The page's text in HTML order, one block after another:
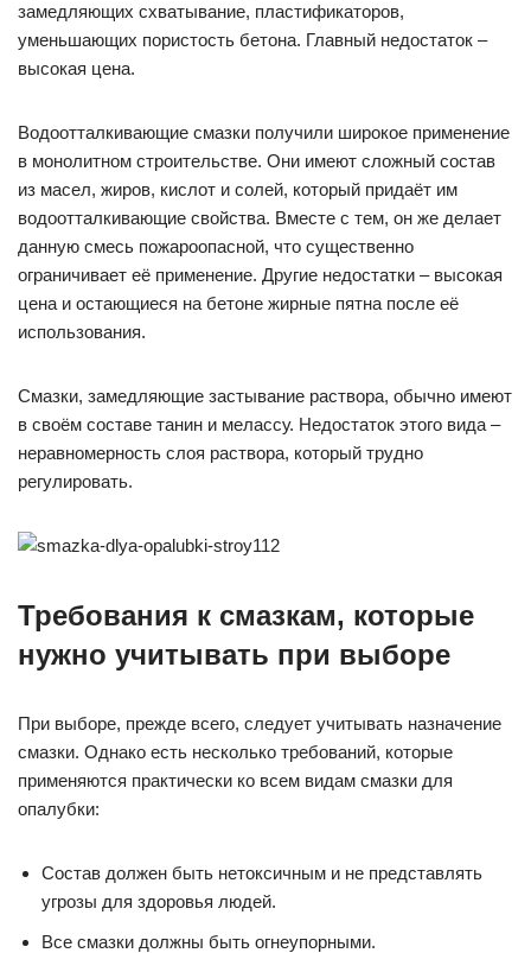
замедляющих схватывание, пластификаторов,
уменьшающих пористость бетона. Главный недостаток –
высокая цена.
Водоотталкивающие смазки получили широкое применение
в монолитном строительстве. Они имеют сложный состав
из масел, жиров, кислот и солей, который придаёт им
водоотталкивающие свойства. Вместе с тем, он же делает
данную смесь пожароопасной, что существенно
ограничивает её применение. Другие недостатки – высокая
цена и остающиеся на бетоне жирные пятна после её
использования.
Смазки, замедляющие застывание раствора, обычно имеют
в своём составе танин и мелассу. Недостаток этого вида –
неравномерность слоя раствора, который трудно
регулировать.
Требования к смазкам, которые
нужно учитывать при выборе
При выборе, прежде всего, следует учитывать назначение
смазки. Однако есть несколько требований, которые
применяются практически ко всем видам смазки для
опалубки:
Состав должен быть нетоксичным и не представлять
угрозы для здоровья людей.
Все смазки должны быть огнеупорными.